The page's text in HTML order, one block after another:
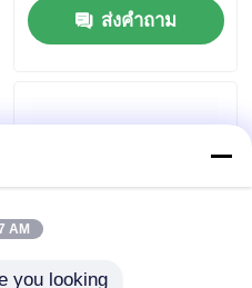
ง
ส่งคำถาม
AM
you looking